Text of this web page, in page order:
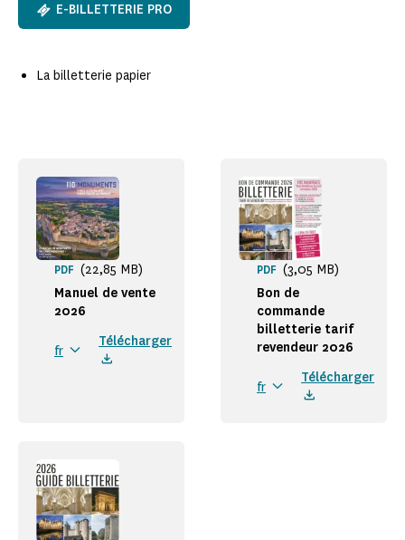
E-BILLETTERIE PRO
La billetterie papier
Manuel de vente
2026
PDF (22,85 MB)
fr
Télécharger
Bon de
commande
billetterie tarif
revendeur 2026
PDF (3,05 MB)
fr
Télécharger